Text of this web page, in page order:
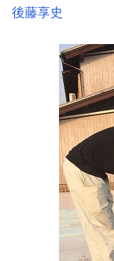
後藤享史